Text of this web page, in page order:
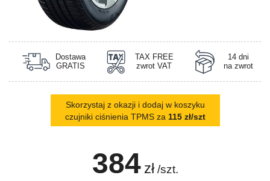
Dostawa
GRATIS
TAX FREE
zwrot VAT
14 dni
na zwrot
Skorzystaj z okazji i dodaj w koszyku
czujniki ciśnienia TPMS za 115 zł/szt
384 zł /szt.